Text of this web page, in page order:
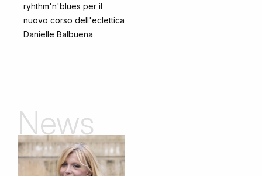
ryhthm'n'blues per il
nuovo corso dell'eclettica
Danielle Balbuena
News